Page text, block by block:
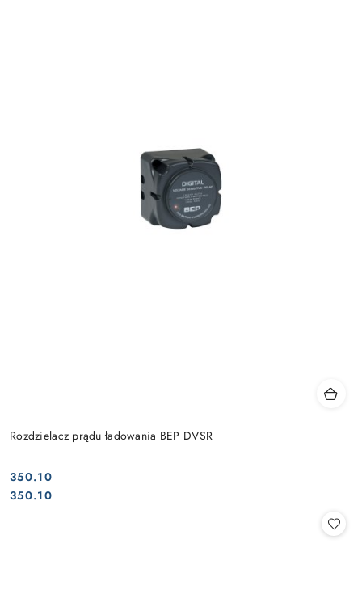
Rozdzielacz prądu ładowania BEP DVSR
Cena:
350.10
Cena:
350.10